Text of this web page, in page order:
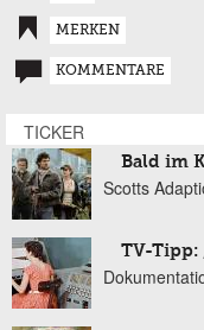
MERKEN
KOMMENTARE
TICKER
Bald im
Scotts
TV-Tipp: